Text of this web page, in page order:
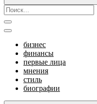
бизнес
финансы
первые лица
мнения
стиль
биографии